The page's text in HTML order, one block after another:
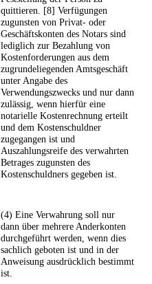
quittieren. [8] Verfügungen
zugunsten von Privat- oder
Geschäftskonten des Notars sind
lediglich zur Bezahlung von
Kostenforderungen aus dem
zugrundeliegenden Amtsgeschäft
unter Angabe des
Verwendungszwecks und nur dann
zulässig, wenn hierfür eine
notarielle Kostenrechnung erteilt
und dem Kostenschuldner
zugegangen ist und
Auszahlungsreife des verwahrten
Betrages zugunsten des
Kostenschuldners gegeben ist.
(4) Eine Verwahrung soll nur
dann über mehrere Anderkonten
durchgeführt werden, wenn dies
sachlich geboten ist und in der
Anweisung ausdrücklich bestimmt
ist.